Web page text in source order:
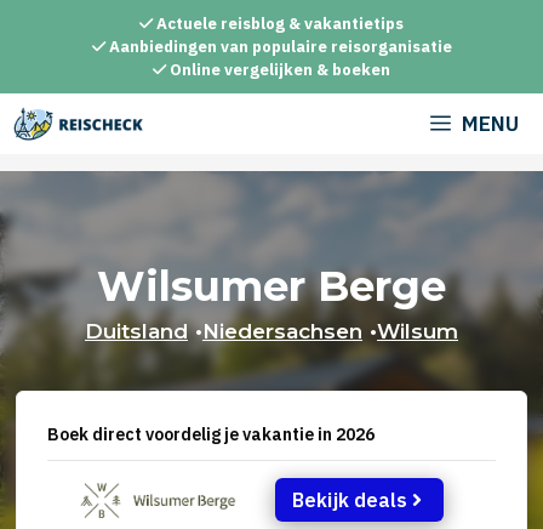
inhoud
Actuele reisblog & vakantietips
Aanbiedingen van populaire reisorganisatie
Online vergelijken & boeken
MENU
Wilsumer Berge
Duitsland •Niedersachsen •Wilsum
Boek direct voordelig je vakantie in 2026
Bekijk deals